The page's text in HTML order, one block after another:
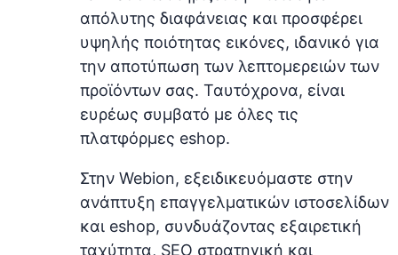
απόλυτης διαφάνειας και προσφέρει
υψηλής ποιότητας εικόνες, ιδανικό για
την αποτύπωση των λεπτομερειών των
προϊόντων σας. Ταυτόχρονα, είναι
ευρέως συμβατό με όλες τις
πλατφόρμες eshop.
Στην Webion, εξειδικευόμαστε στην
ανάπτυξη επαγγελματικών ιστοσελίδων
και eshop, συνδυάζοντας εξαιρετική
ταχύτητα, SEO στρατηγική και